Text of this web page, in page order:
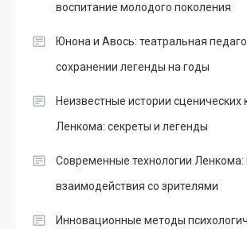
воспитание молодого поколения
Юнона и Авось: театральная
сохранении легенды на годы
Неизвестные истории сценических
Ленкома: секреты и легенды
Современные технологии
взаимодействия со зрителями
Инновационные методы